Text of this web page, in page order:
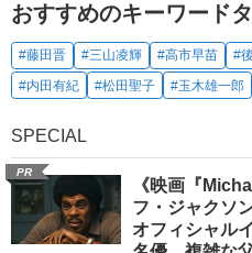
おすすめのキーワード
#藤田晋 #三山凌輝 #高市早苗 #
#内田有紀
#松田聖子 #玉木雄一郎
SPECIAL
PR
《映画『
フ・ジャクソ
オフィシャル